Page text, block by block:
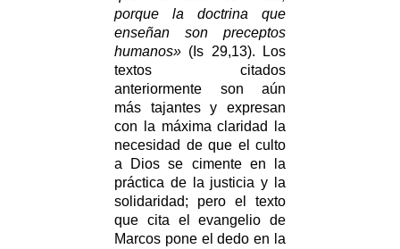
porque la doctrina que
enseñan son preceptos
humanos» (Is 29,13). Los
textos citados
anteriormente son aún
más tajantes y expresan
con la máxima claridad la
necesidad de que el culto
a Dios se cimente en la
práctica de la justicia y la
solidaridad; pero el texto
que cita el evangelio de
Marcos pone el dedo en la